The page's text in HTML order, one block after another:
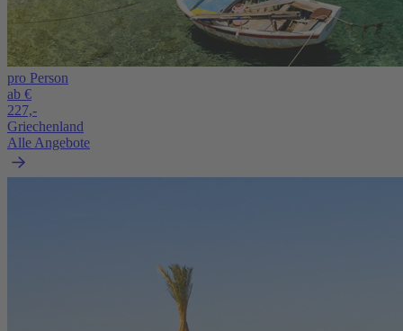
pro Person
ab €
227,-
Griechenland
Alle Angebote